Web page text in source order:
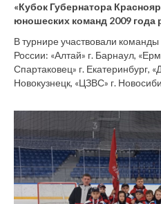
«Кубок Губернатора
юношеских команд 2009 года
В турнире участвовали
России: «Алтай» г. Барнаул,
Спартаковец» г. Екатеринбург,
Новокузнецк, «ЦЗВС» г.